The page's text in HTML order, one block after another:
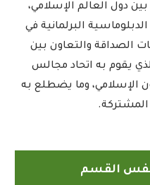
دول العالم الإسلامي،
البرلمانية في
الصداقة والتعاون بين
يقوم به اتحاد مجالس
الإسلامي، وما يضطلع به
نفس القسم